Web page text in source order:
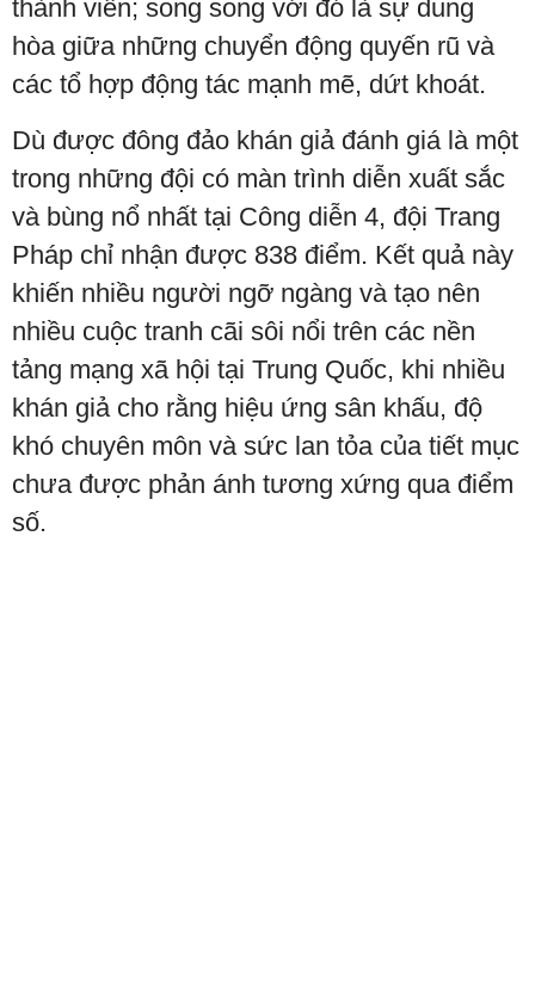
thành viên; song song với đó là sự dung
hòa giữa những chuyển động quyến rũ và
các tổ hợp động tác mạnh mẽ, dứt khoát.
Dù được đông đảo khán giả đánh giá là một
trong những đội có màn trình diễn xuất sắc
và bùng nổ nhất tại Công diễn 4, đội Trang
Pháp chỉ nhận được 838 điểm. Kết quả này
khiến nhiều người ngỡ ngàng và tạo nên
nhiều cuộc tranh cãi sôi nổi trên các nền
tảng mạng xã hội tại Trung Quốc, khi nhiều
khán giả cho rằng hiệu ứng sân khấu, độ
khó chuyên môn và sức lan tỏa của tiết mục
chưa được phản ánh tương xứng qua điểm
số.